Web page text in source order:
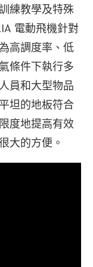
練教學及特殊
電動飛機針對
高調度率、低
條件下執行多
員和大型物品
坦的地板符合
度地提高有效
大的方便。